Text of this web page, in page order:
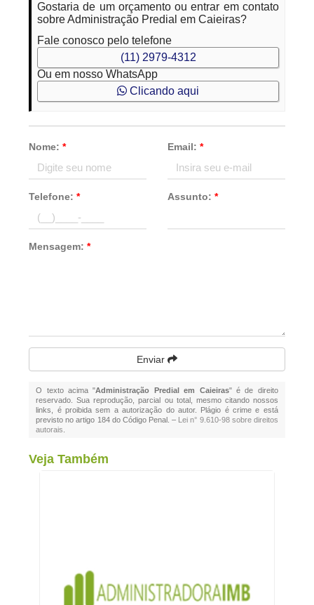
Gostaria de um orçamento ou entrar em contato
sobre Administração Predial em Caieiras?
Fale conosco pelo telefone
(11) 2979-4312
Ou em nosso WhatsApp
Clicando aqui
Nome:* Email: *
Telefone:* Assunto: *
Mensagem:*
Enviar
O texto acima "Administração Predial em Caieiras" é de direito
reservado. Sua reprodução, parcial ou total, mesmo citando nossos
links, é proibida sem a autorização do autor. Plágio é crime e está
previsto no artigo 184 do Código Penal. – Lei n° 9.610-98 sobre direitos
autorais
Veja Também